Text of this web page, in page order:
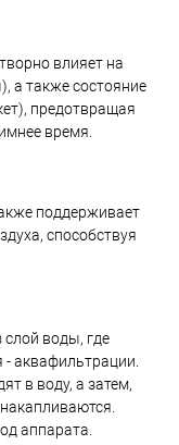
влияет на
а также состояние
предотвращая
время.
поддерживает
способствуя
слой воды, где
- аквафильтрации.
в воду, а затем,
аппарата.